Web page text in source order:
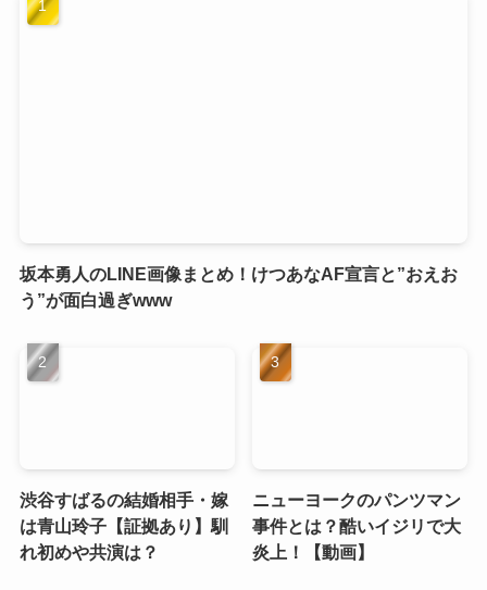
坂本勇人のLINE画像まとめ！けつあなAF宣言と”おえお
う”が面白過ぎwww
渋谷すばるの結婚相手・嫁
は青山玲子【証拠あり】馴
れ初めや共演は？
ニューヨークのパンツマン
事件とは？酷いイジリで大
炎上！【動画】